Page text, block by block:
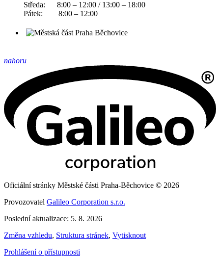
Středa: 8:00 – 12:00 / 13:00 – 18:00
Pátek: 8:00 – 12:00
nahoru
Oficiální stránky Městské části Praha-Běchovice © 2026
Provozovatel Galileo Corporation s.r.o.
Poslední aktualizace: 5. 8. 2026
Změna vzhledu, Struktura stránek, Vytisknout
Prohlášení o přístupnosti